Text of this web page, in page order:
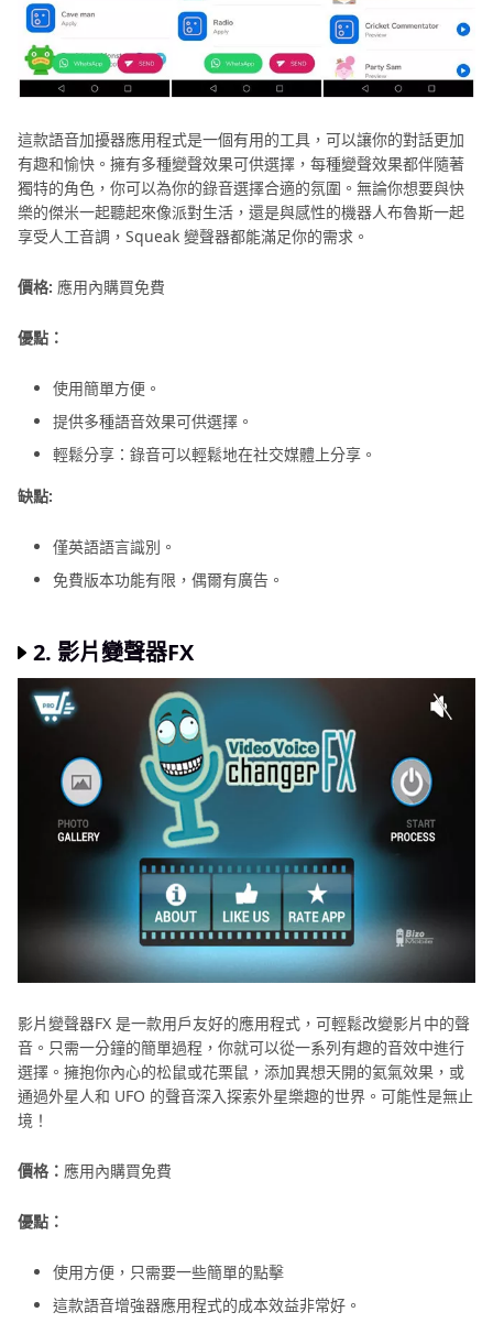
這款語音加擾器應用程式是一個有用的工具，可以讓你的對話更加
有趣和愉快。擁有多種變聲效果可供選擇，每種變聲效果都伴隨著
獨特的角色，你可以為你的錄音選擇合適的氛圍。無論你想要與快
樂的傑米一起聽起來像派對生活，還是與感性的機器人布魯斯一起
享受人工音調，Squeak 變聲器都能滿足你的需求。
價格: 應用內購買免費
優點：
使用簡單方便。
提供多種語音效果可供選擇。
輕鬆分享：錄音可以輕鬆地在社交媒體上分享。
缺點:
僅英語語言識別。
免費版本功能有限，偶爾有廣告。
2. 影片變聲器FX
影片變聲器FX 是一款用戶友好的應用程式，可輕鬆改變影片中的聲
音。只需一分鐘的簡單過程，你就可以從一系列有趣的音效中進行
選擇。擁抱你內心的松鼠或花栗鼠，添加異想天開的氦氣效果，或
通過外星人和 UFO 的聲音深入探索外星樂趣的世界。可能性是無止
境！
價格： 應用內購買免費
優點：
使用方便，只需要一些簡單的點擊
這款語音增強器應用程式的成本效益非常好。